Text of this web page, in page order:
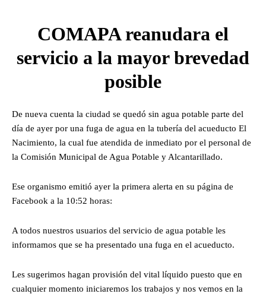
COMAPA reanudara el
servicio a la mayor brevedad
posible
De nueva cuenta la ciudad se quedó sin agua potable parte del
día de ayer por una fuga de agua en la tubería del acueducto El
Nacimiento, la cual fue atendida de inmediato por el personal de
la Comisión Municipal de Agua Potable y Alcantarillado.
Ese organismo emitió ayer la primera alerta en su página de
Facebook a la 10:52 horas:
A todos nuestros usuarios del servicio de agua potable les
informamos que se ha presentado una fuga en el acueducto.
Les sugerimos hagan provisión del vital líquido puesto que en
cualquier momento iniciaremos los trabajos y nos vemos en la